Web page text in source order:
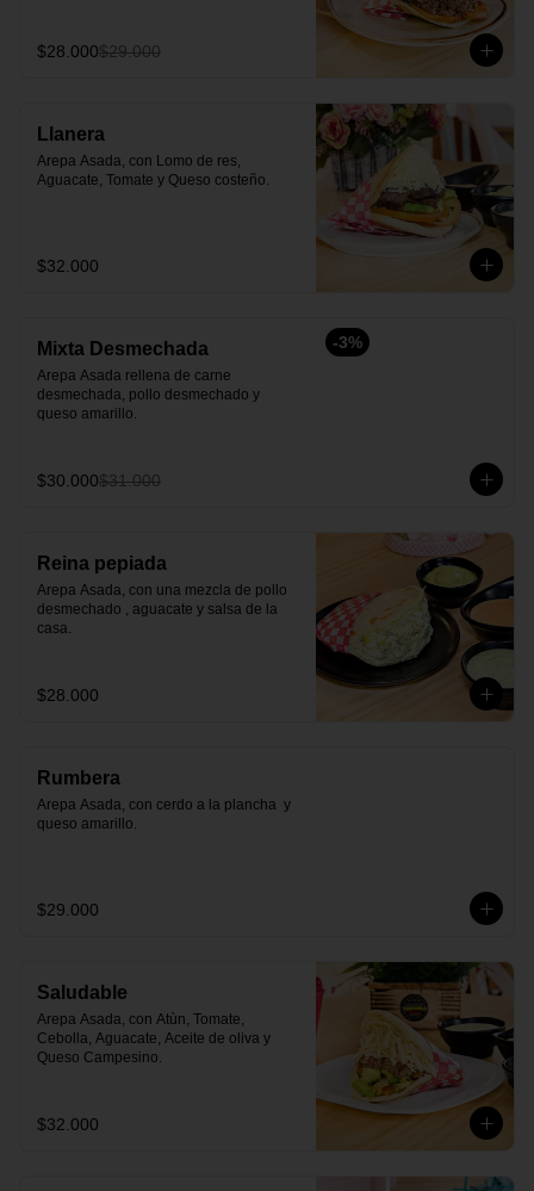
$28.000$29.000
Llanera
Arepa Asada, con Lomo de res,
Aguacate, Tomate y Queso costeño.
$32.000
-3%
Mixta Desmechada
Arepa Asada rellena de carne
desmechada, pollo desmechado y
queso amarillo.
$30.000$31.000
Reina pepiada
Arepa Asada, con una mezcla de pollo
desmechado , aguacate y salsa de la
casa.
$28.000
Rumbera
Arepa Asada, con cerdo a la plancha  y
queso amarillo.
$29.000
Saludable
Arepa Asada, con Atùn, Tomate,
Cebolla, Aguacate, Aceite de oliva y
Queso Campesino.
$32.000